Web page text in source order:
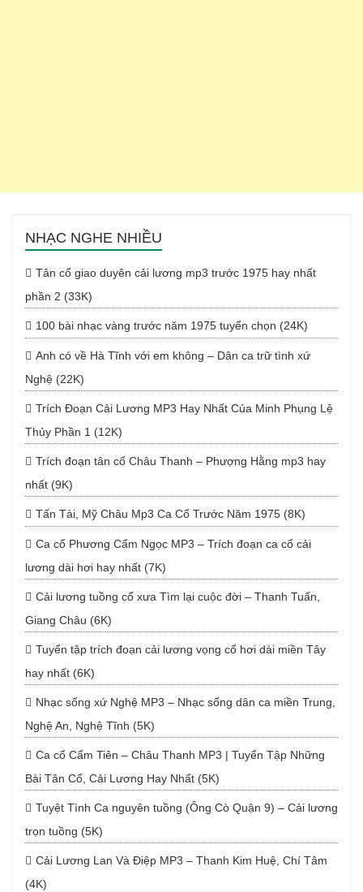
NHẠC NGHE NHIỀU
Tân cổ giao duyên cải lương mp3 trước 1975 hay nhất
phần 2 (33K)
100 bài nhạc vàng trước năm 1975 tuyển chọn (24K)
Anh có về Hà Tĩnh với em không – Dân ca trữ tình xứ
Nghệ (22K)
Trích Đoạn Cải Lương MP3 Hay Nhất Của Minh Phụng Lệ
Thủy Phần 1 (12K)
Trích đoạn tân cổ Châu Thanh – Phượng Hằng mp3 hay
nhất (9K)
Tấn Tài, Mỹ Châu Mp3 Ca Cổ Trước Năm 1975 (8K)
Ca cổ Phương Cẩm Ngọc MP3 – Trích đoạn ca cổ cải
lương dài hơi hay nhất (7K)
Cải lương tuồng cổ xưa Tìm lại cuộc đời – Thanh Tuấn,
Giang Châu (6K)
Tuyển tập trích đoạn cải lương vọng cổ hơi dài miền Tây
hay nhất (6K)
Nhạc sống xứ Nghệ MP3 – Nhạc sống dân ca miền Trung,
Nghệ An, Nghệ Tĩnh (5K)
Ca cổ Cẩm Tiên – Châu Thanh MP3 | Tuyển Tập Những
Bài Tân Cổ, Cải Lương Hay Nhất (5K)
Tuyệt Tình Ca nguyên tuồng (Ông Cò Quận 9) – Cải lương
trọn tuồng (5K)
Cải Lương Lan Và Điệp MP3 – Thanh Kim Huệ, Chí Tâm
(4K)